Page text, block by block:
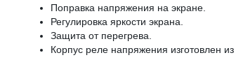
Поправка напряжения на экране.
Регулировка яркости экрана.
Защита от перегрева.
Корпус реле напряжения изготовлен